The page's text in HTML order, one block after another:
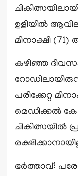
ഉളിയിൽ
മിനാക്ഷി
കഴിഞ്ഞ
പരിക്കേറ്റ
മെഡിക്കൽ
ചികിത്സയിൽ
ഭർത്താവ്: